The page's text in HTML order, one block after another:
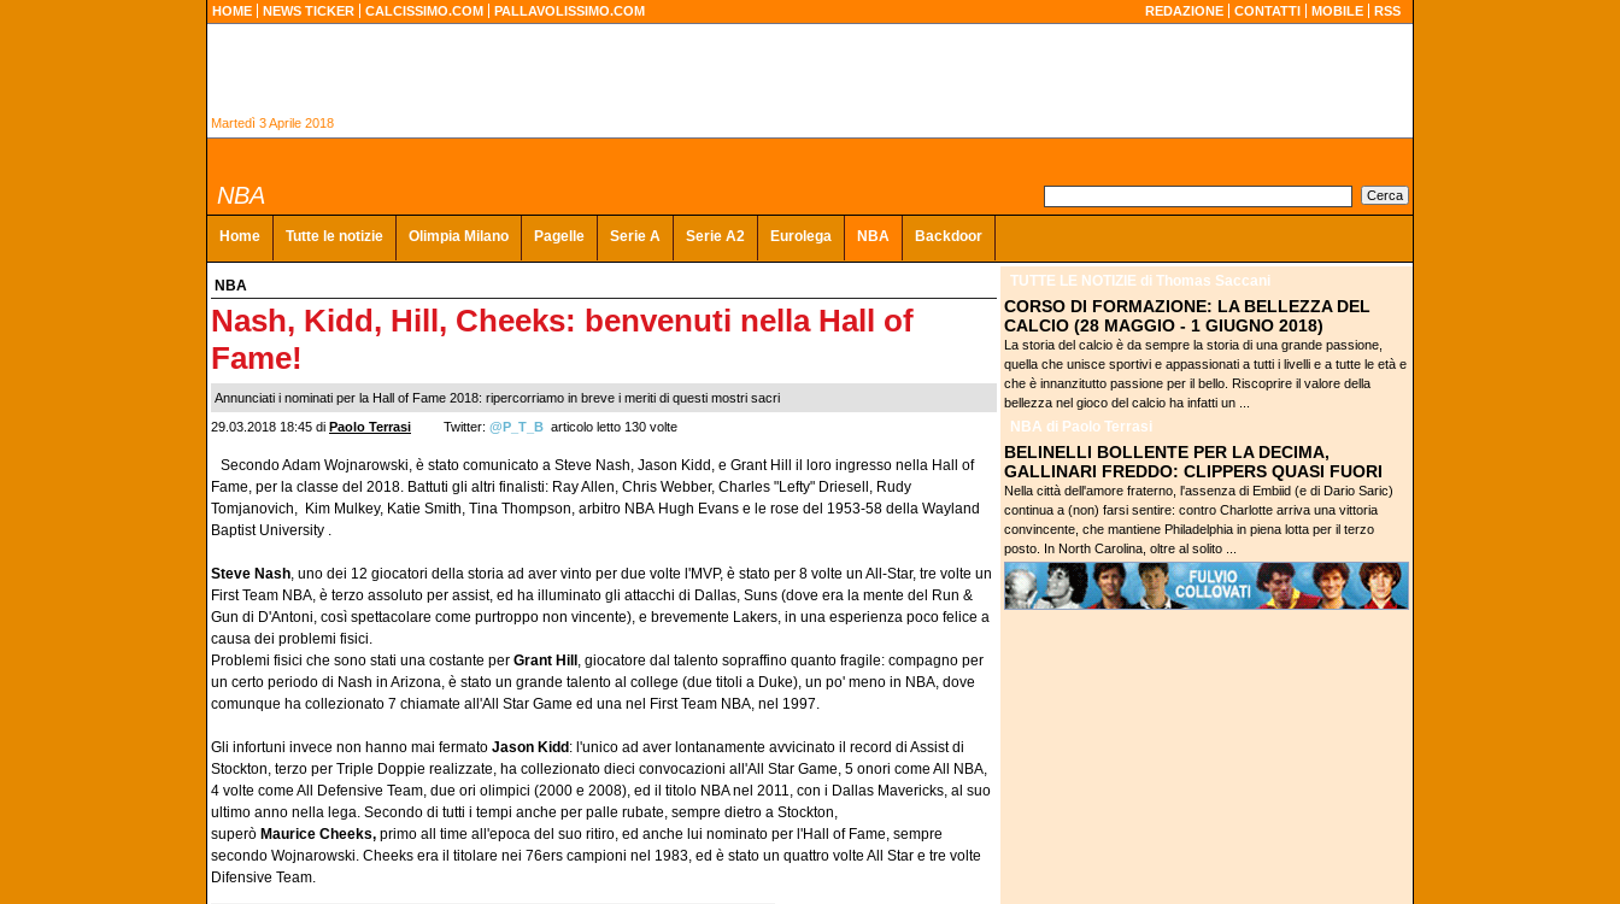
HOME NEWS TICKER CALCISSIMO.COM PALLAVOLISSIMO.COM REDAZIONE CONTATTI MOBILE RSS
Martedì 3 Aprile 2018
NBA
Home Tutte le notizie Olimpia Milano Pagelle Serie A Serie A2 Eurolega NBA Backdoor
NBA
Nash, Kidd, Hill, Cheeks: benvenuti nella Hall of
Fame!
Annunciati i nominati per la Hall of Fame 2018: ripercorriamo in breve i meriti di questi mostri sacri
29.03.2018 18:45 di Paolo Terrasi Twitter: @P_T_B articolo letto 130 volte
Secondo Adam Wojnarowski, è stato comunicato a Steve Nash, Jason Kidd, e Grant Hill il loro ingresso nella Hall of
Fame, per la classe del 2018. Battuti gli altri finalisti: Ray Allen, Chris Webber, Charles "Lefty" Driesell, Rudy
Tomjanovich, Kim Mulkey, Katie Smith, Tina Thompson, arbitro NBA Hugh Evans e le rose del 1953-58 della Wayland
Baptist University .
Steve Nash, uno dei 12 giocatori della storia ad aver vinto per due volte l'MVP, è stato per 8 volte un All-Star, tre volte un
First Team NBA, è terzo assoluto per assist, ed ha illuminato gli attacchi di Dallas, Suns (dove era la mente del Run &
Gun di D'Antoni, così spettacolare come purtroppo non vincente), e brevemente Lakers, in una esperienza poco felice a
causa dei problemi fisici.
Problemi fisici che sono stati una costante per Grant Hill , giocatore dal talento sopraffino quanto fragile: compagno per
un certo periodo di Nash in Arizona, è stato un grande talento al college (due titoli a Duke), un po' meno in NBA, dove
comunque ha collezionato 7 chiamate all'All Star Game ed una nel First Team NBA, nel 1997.
Gli infortuni invece non hanno mai fermato Jason Kidd : l'unico ad aver lontanamente avvicinato il record di Assist di
Stockton, terzo per Triple Doppie realizzate, ha collezionato dieci convocazioni all'All Star Game, 5 onori come All NBA,
4 volte come All Defensive Team, due ori olimpici (2000 e 2008), ed il titolo NBA nel 2011, con i Dallas Mavericks, al suo
ultimo anno nella lega. Secondo di tutti i tempi anche per palle rubate, sempre dietro a Stockton,
superò Maurice Cheeks, primo all time all'epoca del suo ritiro, ed anche lui nominato per l'Hall of Fame, sempre
secondo Wojnarowski. Cheeks era il titolare nei 76ers campioni nel 1983, ed è stato un quattro volte All Star e tre volte
Difensive Team.
TUTTE LE NOTIZIE di Thomas Saccani
CORSO DI FORMAZIONE: LA BELLEZZA DEL
CALCIO (28 MAGGIO - 1 GIUGNO 2018)
La storia del calcio è da sempre la storia di una grande passione,
quella che unisce sportivi e appassionati a tutti i livelli e a tutte le età e
che è innanzitutto passione per il bello. Riscoprire il valore della
bellezza nel gioco del calcio ha infatti un ...
NBA di Paolo Terrasi
BELINELLI BOLLENTE PER LA DECIMA,
GALLINARI FREDDO: CLIPPERS QUASI FUORI
Nella città dell'amore fraterno, l'assenza di Embiid (e di Dario Saric)
continua a (non) farsi sentire: contro Charlotte arriva una vittoria
convincente, che mantiene Philadelphia in piena lotta per il terzo
posto. In North Carolina, oltre al solito ...